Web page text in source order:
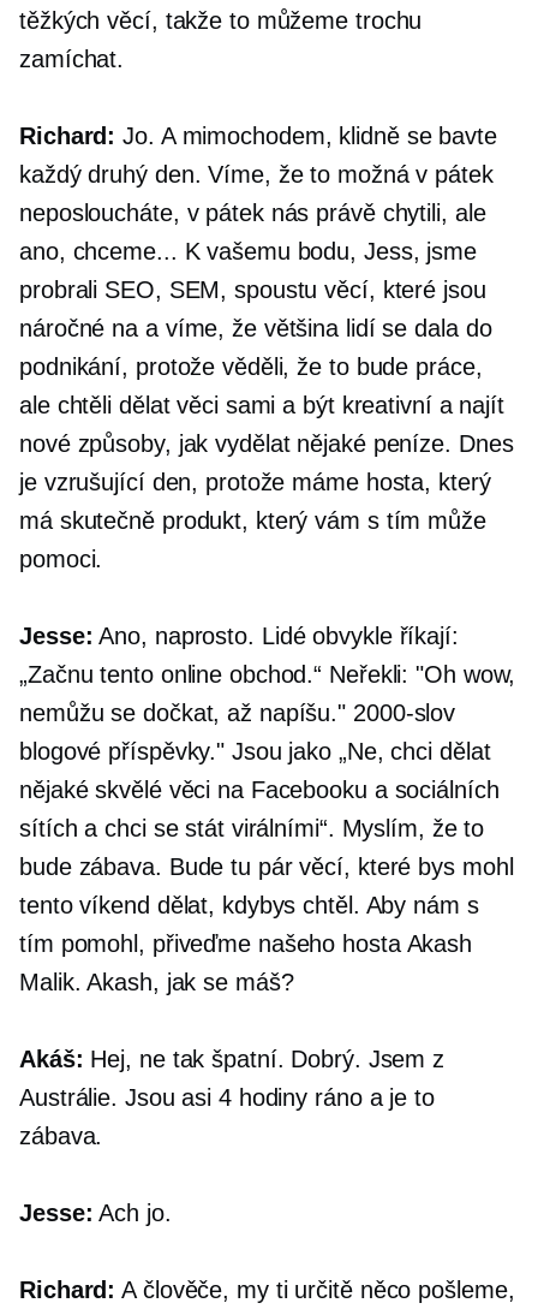
těžkých věcí, takže to můžeme trochu
zamíchat.
Richard: Jo. A mimochodem, klidně se bavte
každý druhý den. Víme, že to možná v pátek
neposloucháte, v pátek nás právě chytili, ale
ano, chceme... K vašemu bodu, Jess, jsme
probrali SEO, SEM, spoustu věcí, které jsou
náročné na a víme, že většina lidí se dala do
podnikání, protože věděli, že to bude práce,
ale chtěli dělat věci sami a být kreativní a najít
nové způsoby, jak vydělat nějaké peníze. Dnes
je vzrušující den, protože máme hosta, který
má skutečně produkt, který vám s tím může
pomoci.
Jesse: Ano, naprosto. Lidé obvykle říkají:
„Začnu tento online obchod.“ Neřekli: "Oh wow,
nemůžu se dočkat, až napíšu." 2000-slov
blogové příspěvky." Jsou jako „Ne, chci dělat
nějaké skvělé věci na Facebooku a sociálních
sítích a chci se stát virálními“. Myslím, že to
bude zábava. Bude tu pár věcí, které bys mohl
tento víkend dělat, kdybys chtěl. Aby nám s
tím pomohl, přiveďme našeho hosta Akash
Malik. Akash, jak se máš?
Akáš: Hej, ne tak špatní. Dobrý. Jsem z
Austrálie. Jsou asi 4 hodiny ráno a je to
zábava.
Jesse: Ach jo.
Richard: A člověče, my ti určitě něco pošleme,